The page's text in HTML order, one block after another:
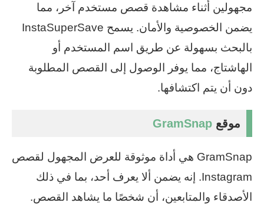
مجهولين أثناء مشاهدة قصص مستخدم آخر، مما
يضمن الخصوصية والأمان. يسمح InstaSuperSave
بالبحث بسهولة عن طريق اسم المستخدم أو
الهاشتاج، مما يوفر الوصول إلى القصص المطلوبة
دون أن يتم اكتشافها.
موقع GramSnap
GramSnap هي أداة موثوقة للعرض المجهول لقصص
Instagram. إنه يضمن ألا يعرف أحد، بما في ذلك
الأصدقاء والمتابعين، أن شخصًا ما يشاهد القصص.